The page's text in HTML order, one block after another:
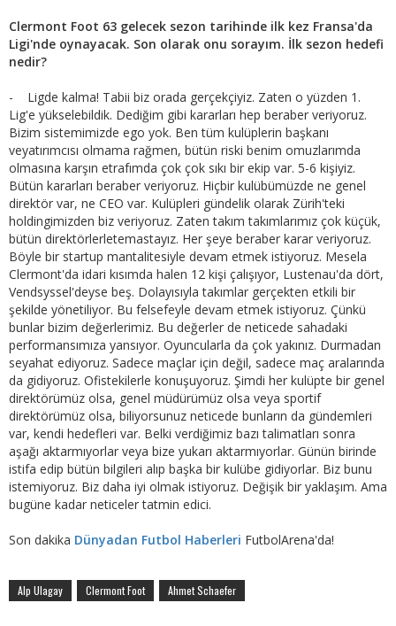
Clermont Foot 63 gelecek sezon tarihinde ilk kez Fransa'da
Ligi'nde oynayacak. Son olarak onu sorayım. İlk sezon hedefi
nedir?
- Ligde kalma! Tabii biz orada gerçekçiyiz. Zaten o yüzden 1.
Lig'e yükselebildik. Dediğim gibi kararları hep beraber veriyoruz.
Bizim sistemimizde ego yok. Ben tüm kulüplerin başkanı
veyatırımcısı olmama rağmen, bütün riski benim omuzlarımda
olmasına karşın etrafımda çok çok sıkı bir ekip var. 5-6 kişiyiz.
Bütün kararları beraber veriyoruz. Hiçbir kulübümüzde ne genel
direktör var, ne CEO var. Kulüpleri gündelik olarak Zürih'teki
holdingimizden biz veriyoruz. Zaten takım takımlarımız çok küçük,
bütün direktörlerletemastayız. Her şeye beraber karar veriyoruz.
Böyle bir startup mantalitesiyle devam etmek istiyoruz. Mesela
Clermont'da idari kısımda halen 12 kişi çalışıyor, Lustenau'da dört,
Vendsyssel'deyse beş. Dolayısıyla takımlar gerçekten etkili bir
şekilde yönetiliyor. Bu felsefeyle devam etmek istiyoruz. Çünkü
bunlar bizim değerlerimiz. Bu değerler de neticede sahadaki
performansımıza yansıyor. Oyuncularla da çok yakınız. Durmadan
seyahat ediyoruz. Sadece maçlar için değil, sadece maç aralarında
da gidiyoruz. Ofistekilerle konuşuyoruz. Şimdi her kulüpte bir genel
direktörümüz olsa, genel müdürümüz olsa veya sportif
direktörümüz olsa, biliyorsunuz neticede bunların da gündemleri
var, kendi hedefleri var. Belki verdiğimiz bazı talimatları sonra
aşağı aktarmıyorlar veya bize yukarı aktarmıyorlar. Günün birinde
istifa edip bütün bilgileri alıp başka bir kulübe gidiyorlar. Biz bunu
istemiyoruz. Biz daha iyi olmak istiyoruz. Değişik bir yaklaşım. Ama
bugüne kadar neticeler tatmin edici.
Son dakika Dünyadan Futbol Haberleri FutbolArena'da!
Alp Ulagay Clermont Foot Ahmet Schaefer